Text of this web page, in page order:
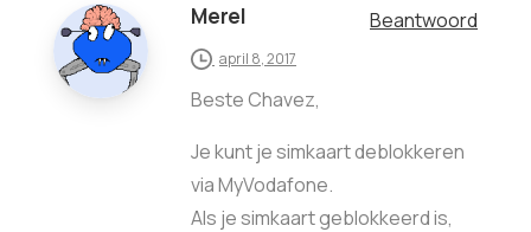
Merel Beantwoord
april 8, 2017
Beste Chavez,
Je kunt je simkaart deblokkeren
via MyVodafone.
Als je simkaart geblokkeerd is,